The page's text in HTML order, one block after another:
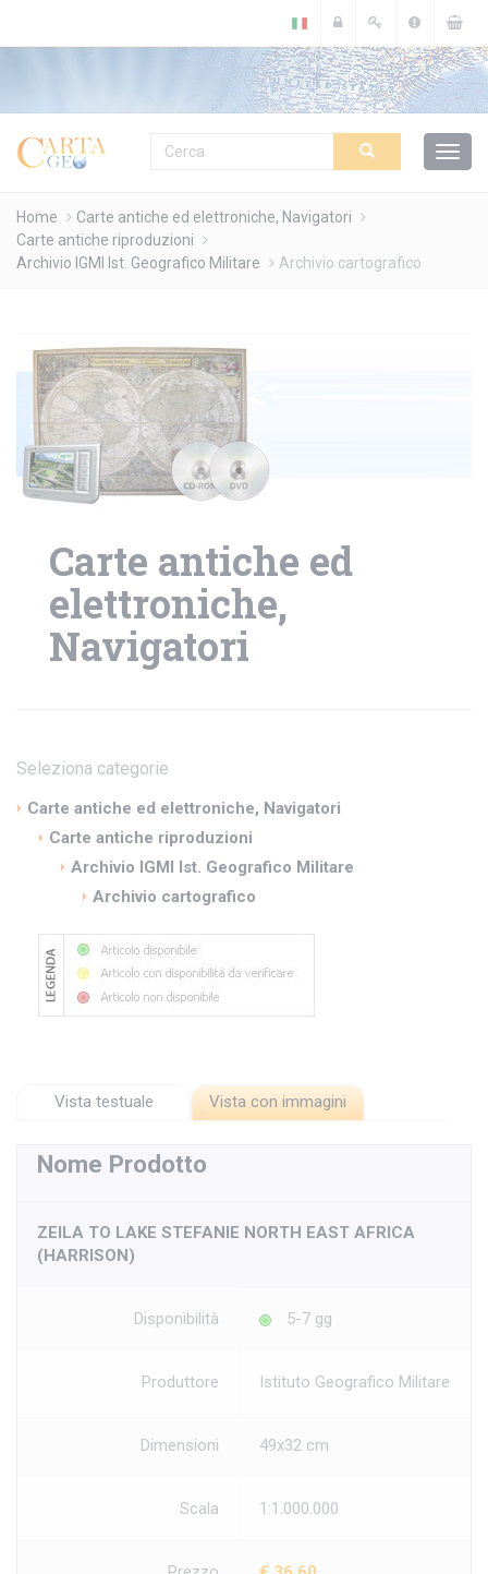
Home
Carte antiche ed elettroniche, Navigatori
Carte antiche riproduzioni
Archivio IGMI Ist. Geografico Militare
Archivio cartografico
Carte antiche ed
elettroniche,
Navigatori
Seleziona categorie
Carte antiche ed elettroniche, Navigatori
Carte antiche riproduzioni
Archivio IGMI Ist. Geografico Militare
Archivio cartografico
Vista testuale Vista con immagini
Nome Prodotto
ZEILA TO LAKE STEFANIE NORTH EAST AFRICA
(HARRISON)
Disponibilità 5-7 gg
Produttore Istituto Geografico Militare
Dimensioni 49x32 cm
Scala 1:1.000.000